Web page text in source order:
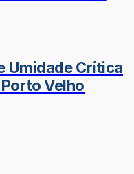
Umidade Crítica
Velho